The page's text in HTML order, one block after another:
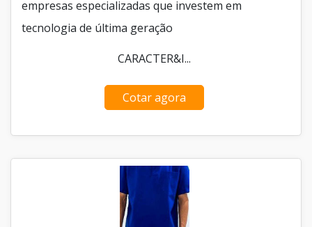
empresas especializadas que investem em
tecnologia de última geração
CARACTER&I...
Cotar agora